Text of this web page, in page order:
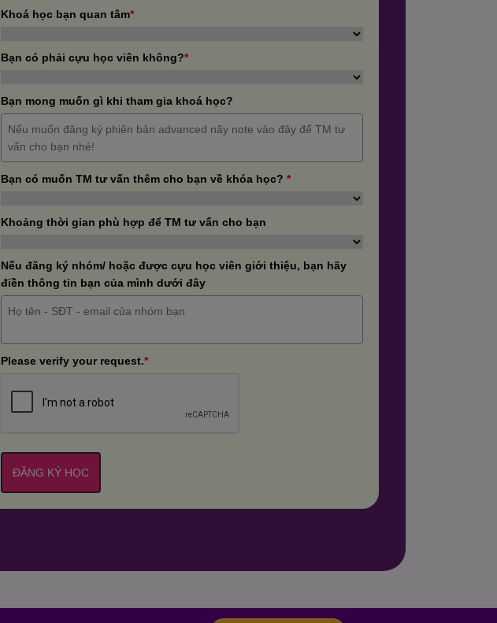
Khoá học bạn quan tâm*
Bạn có phải cựu học viên không?*
Bạn mong muốn gì khi tham gia khoá học?
Bạn có muốn TM tư vấn thêm cho bạn về khóa học? *
Khoảng thời gian phù hợp để TM tư vấn cho bạn
Nếu đăng ký nhóm/ hoặc được cựu học viên giới thiệu, bạn hãy
điền thông tin bạn của mình dưới đây
Please verify your request.*
ĐĂNG KÝ HỌC